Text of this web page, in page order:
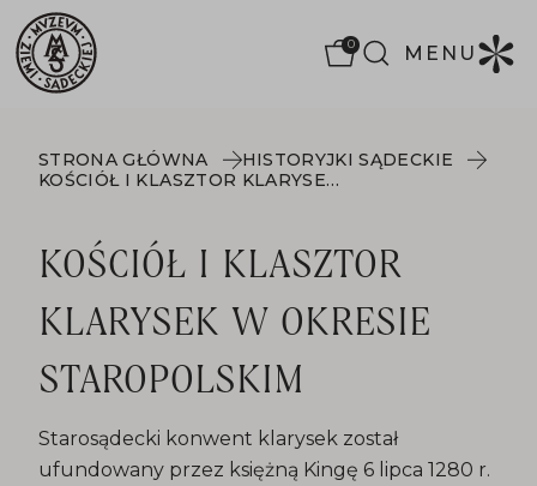
0 MENU
STRONA GŁÓWNA
HISTORYJKI SĄDECKIE
KOŚCIÓŁ I KLASZTOR KLARYSEK W OKRESIE STAROPOLSKIM
KOŚCIÓŁ I KLASZTOR
KLARYSEK W OKRESIE
STAROPOLSKIM
Starosądecki konwent klarysek został
ufundowany przez księżną Kingę 6 lipca 1280 r.